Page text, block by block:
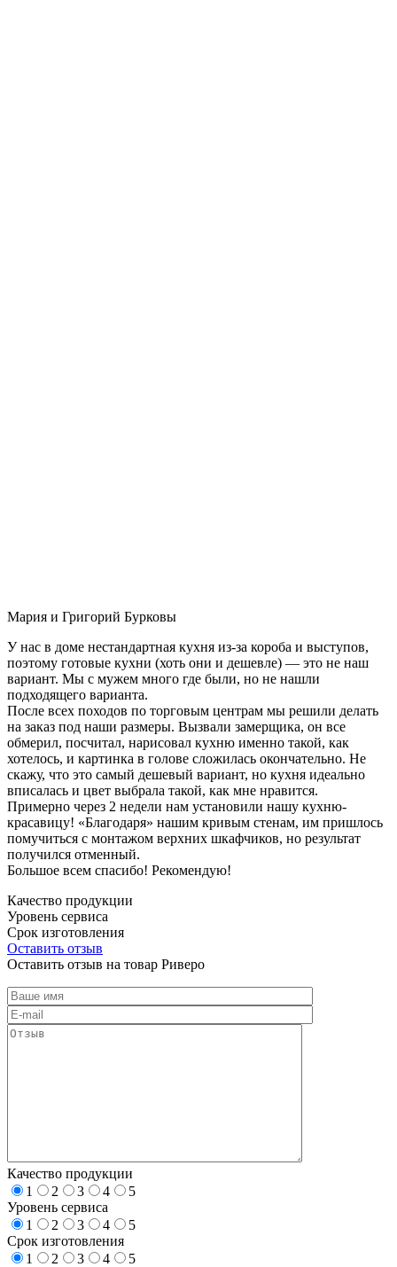
Мария и Григорий Бурковы
У нас в доме нестандартная кухня из-за короба и выступов,
поэтому готовые кухни (хоть они и дешевле) — это не наш
вариант. Мы с мужем много где были, но не нашли
подходящего варианта.
После всех походов по торговым центрам мы решили делать
на заказ под наши размеры. Вызвали замерщика, он все
обмерил, посчитал, нарисовал кухню именно такой, как
хотелось, и картинка в голове сложилась окончательно. Не
скажу, что это самый дешевый вариант, но кухня идеально
вписалась и цвет выбрала такой, как мне нравится.
Примерно через 2 недели нам установили нашу кухню-
красавицу! «Благодаря» нашим кривым стенам, им пришлось
помучиться с монтажом верхних шкафчиков, но результат
получился отменный.
Большое всем спасибо! Рекомендую!
Качество продукции
Уровень сервиса
Срок изготовления
Оставить отзыв
Оставить отзыв на товар Риверо
Качество продукции
1
2 3 4
5
Уровень сервиса
1
2 3 4
5
Срок изготовления
1
2 3 4
5